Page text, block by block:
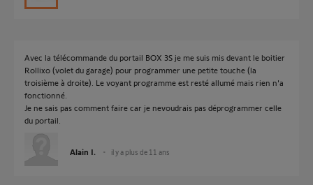
Avec la télécommande du portail BOX 3S je me suis mis devant le boitier
Rollixo (volet du garage) pour programmer une petite touche (la
troisième à droite). Le voyant programme est resté allumé mais rien n'a
fonctionné.
Je ne sais pas comment faire car je nevoudrais pas déprogrammer celle
du portail.
Alain I. il y a plus de 11 ans